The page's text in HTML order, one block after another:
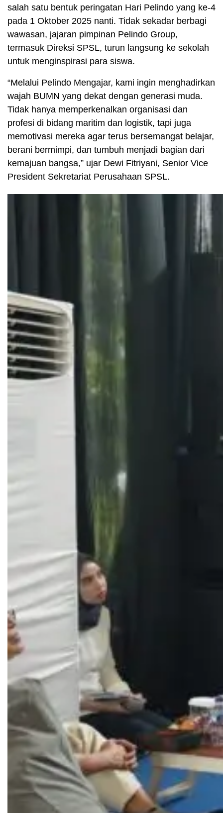
salah satu bentuk peringatan Hari Pelindo yang ke-4
pada 1 Oktober 2025 nanti. Tidak sekadar berbagi
wawasan, jajaran pimpinan Pelindo Group,
termasuk Direksi SPSL, turun langsung ke sekolah
untuk menginspirasi para siswa.
“Melalui Pelindo Mengajar, kami ingin menghadirkan
wajah BUMN yang dekat dengan generasi muda.
Tidak hanya memperkenalkan organisasi dan
profesi di bidang maritim dan logistik, tapi juga
memotivasi mereka agar terus bersemangat belajar,
berani bermimpi, dan tumbuh menjadi bagian dari
kemajuan bangsa,” ujar Dewi Fitriyani, Senior Vice
President Sekretariat Perusahaan SPSL.